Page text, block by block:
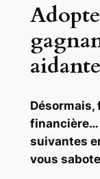
financière…
suivantes
vous